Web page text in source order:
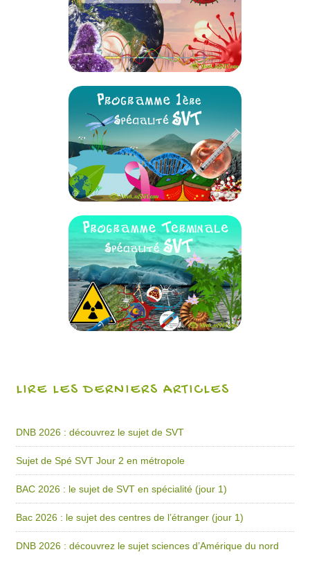
LIRE LES DERNIERS ARTICLES
DNB 2026 : découvrez le sujet de SVT
Sujet de Spé SVT Jour 2 en métropole
BAC 2026 : le sujet de SVT en spécialité (jour 1)
Bac 2026 : le sujet des centres de l’étranger (jour 1)
DNB 2026 : découvrez le sujet sciences d’Amérique du nord